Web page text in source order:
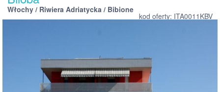
Włochy / Riwiera Adriatycka / Bibione
kod oferty: ITA0011KBV